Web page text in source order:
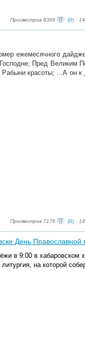
Просмотров 8366 (0)
ежемесячного
Пред Великим
красоты; ...А он к
Просмотров 7176 (0)
День
в 9:00 в хабаровском
на которой